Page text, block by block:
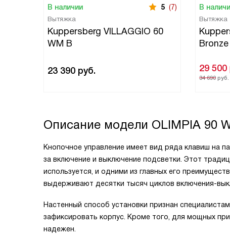
В наличии 5 (7)
Вытяжка
Kuppersberg VILLAGGIO 60
WM B
23 390 руб.
В
Вытяжка
Bronze
29 500
34 690 руб.
Описание модели OLIMPIA 90
Кнопочное управление имеет вид ряда клавиш на
за включение и выключение подсветки. Этот
используется, и одними из главных его
выдерживают десятки тысяч циклов включения-
Настенный способ установки признан
зафиксировать корпус. Кроме того, для мощных
надежен.